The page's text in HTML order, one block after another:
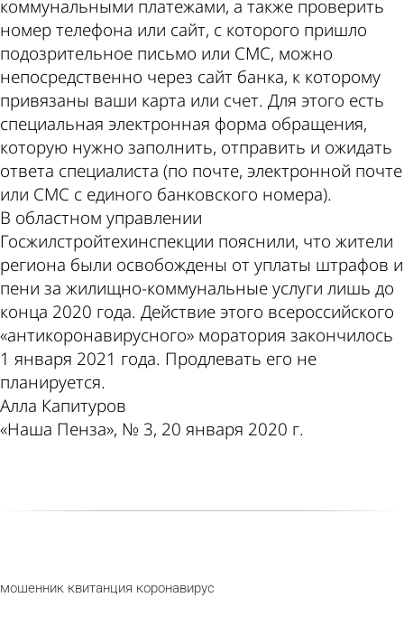
коммунальными платежами, а также проверить
номер телефона или сайт, с которого пришло
подозрительное письмо или СМС, можно
непосредственно через сайт банка, к которому
привязаны ваши карта или счет. Для этого есть
специальная электронная форма обращения,
которую нужно заполнить, отправить и ожидать
ответа специалиста (по почте, электронной почте
или СМС с единого банковского номера).
В областном управлении
Госжилстройтехинспекции пояснили, что жители
региона были освобождены от уплаты штрафов и
пени за жилищно-коммунальные услуги лишь до
конца 2020 года. Действие этого всероссийского
«антикоронавирусного» моратория закончилось
1 января 2021 года. Продлевать его не
планируется.
Алла Капитуров
«Наша Пенза», № 3, 20 января 2020 г.
мошенник квитанция коронавирус